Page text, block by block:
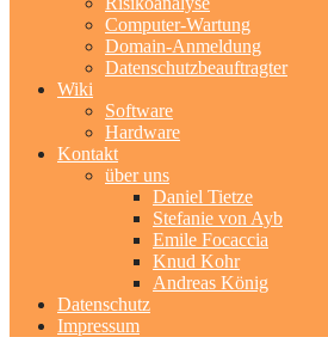
Computer-Wartung
Domain-Anmeldung
Datenschutzbeauftragter
Wiki
Software
Hardware
Kontakt
über uns
Daniel Tietze
Stefanie von Ayb
Emile Focaccia
Knud Kohr
Andreas König
Datenschutz
Impressum